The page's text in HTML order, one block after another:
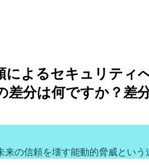
によるセキュリテ
差分は何ですか？差
信頼を壊す能動的脅威という